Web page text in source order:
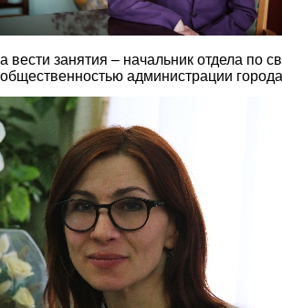
а вести занятия – начальник отдела по
общественностью администрации
3.jpg